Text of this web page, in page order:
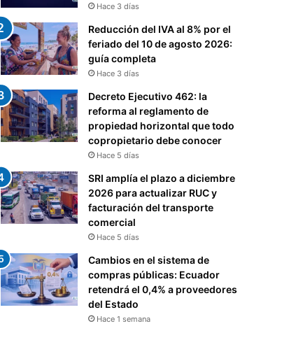
Hace 3 días
Reducción del IVA al 8% por el
feriado del 10 de agosto 2026:
guía completa
Hace 3 días
Decreto Ejecutivo 462: la
reforma al reglamento de
propiedad horizontal que todo
copropietario debe conocer
Hace 5 días
SRI amplía el plazo a diciembre
2026 para actualizar RUC y
facturación del transporte
comercial
Hace 5 días
Cambios en el sistema de
compras públicas: Ecuador
retendrá el 0,4% a proveedores
del Estado
Hace 1 semana